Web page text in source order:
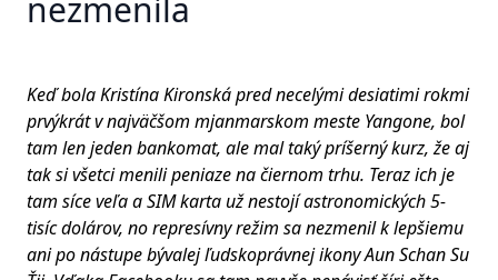
nezmenila
Keď bola Kristína Kironská pred necelými desiatimi rokmi
prvýkrát v najväčšom mjanmarskom meste Yangone, bol
tam len jeden bankomat, ale mal taký príšerný kurz, že aj
tak si všetci menili peniaze na čiernom trhu. Teraz ich je
tam síce veľa a SIM karta už nestojí astronomických 5-
tisíc dolárov, no represívny režim sa nezmenil k lepšiemu
ani po nástupe bývalej ľudskoprávnej ikony Aun Schan Su